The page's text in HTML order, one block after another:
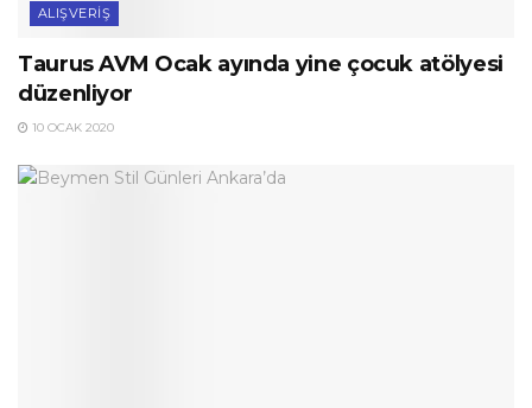
ALIŞVERIŞ
Taurus AVM Ocak ayında yine çocuk atölyesi
düzenliyor
10 OCAK 2020